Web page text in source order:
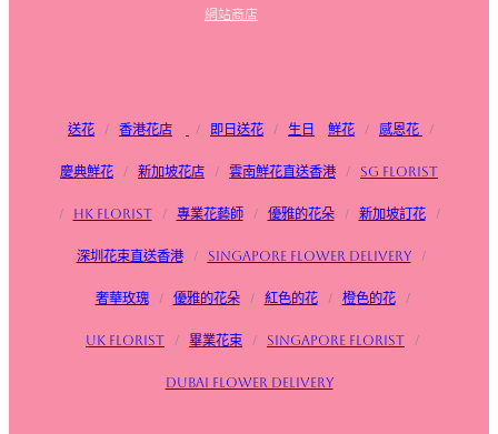
網站商店
送花 / 香港花店 / 即日送花 / 生日 鮮花 / 感恩花 /
慶典鮮花 / 新加坡花店 / 雲南鮮花直送香港 / SG FLorist
/ HK Florist / 專業花藝師 / 優雅的花朵 / 新加坡訂花 /
深圳花束直送香港 / Singapore flower delivery /
奢華玫瑰 / 優雅的花朵 / 紅色的花 / 橙色的花 /
UK Florist / 畢業花束 / Singapore Florist /
Dubai Flower Delivery